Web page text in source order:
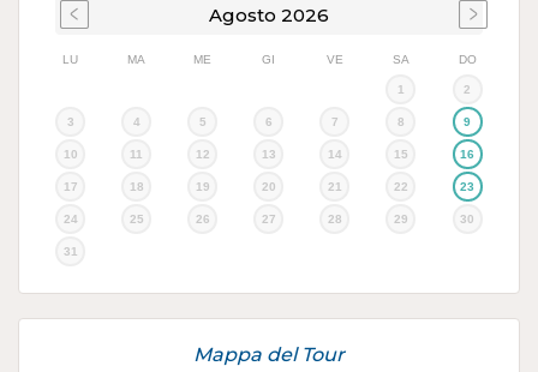
Agosto 2026
LU MA ME GI VE SA DO
1 2
3 4 5 6 7 8 9
10 11 12 13 14 15 16
17 18 19 20 21 22 23
24 25 26 27 28 29 30
31
Mappa del Tour